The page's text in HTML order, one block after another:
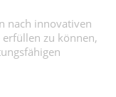
nach innovativen
zu können,